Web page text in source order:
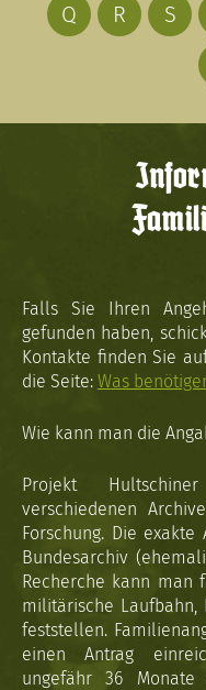
Q
R S
Falls Sie Ihren
gefunden haben,
Kontakte finden Sie
die Seite: Was
Wie kann man die
Projekt
verschiedenen
Forschung. Die
Bundesarchiv
Recherche kann man
militärische Laufbahn,
feststellen.
einen Antrag
ungefähr 36